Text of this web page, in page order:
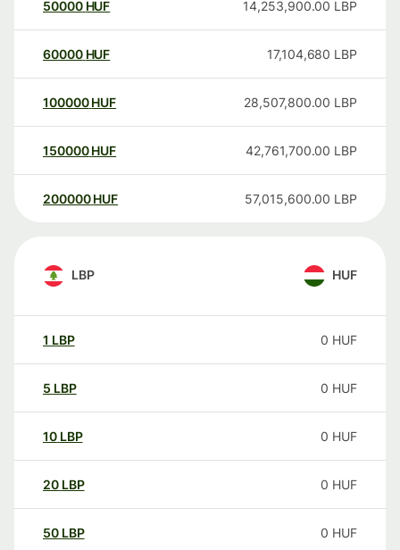
50000 HUF 14,253,900.00 LBP
60000 HUF 17,104,680 LBP
100000 HUF 28,507,800.00 LBP
150000 HUF 42,761,700.00 LBP
200000 HUF 57,015,600.00 LBP
LBP HUF
1 LBP 0 HUF
5 LBP 0 HUF
10 LBP 0 HUF
20 LBP 0 HUF
50 LBP 0 HUF